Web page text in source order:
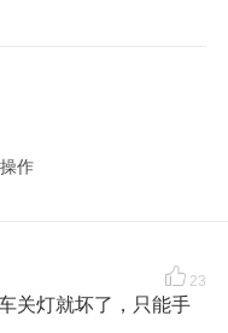
作
23
关灯就坏了，只能手